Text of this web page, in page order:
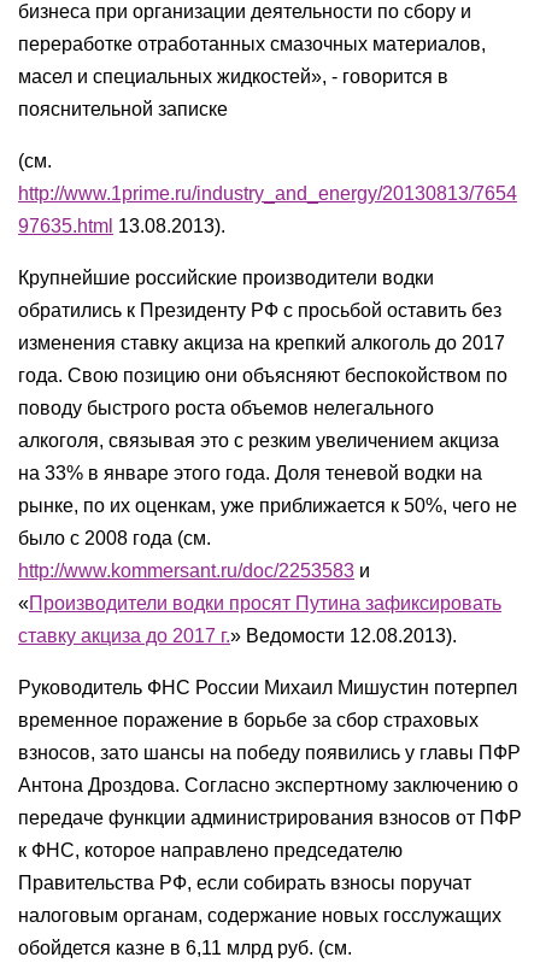
бизнеса при организации деятельности по сбору и
переработке отработанных смазочных материалов,
масел и специальных жидкостей», - говорится в
пояснительной записке
(см.
http://www.1prime.ru/industry_and_energy/20130813/7654
97635.html 13.08.2013).
Крупнейшие российские производители водки
обратились к Президенту РФ с просьбой оставить без
изменения ставку акциза на крепкий алкоголь до 2017
года. Свою позицию они объясняют беспокойством по
поводу быстрого роста объемов нелегального
алкоголя, связывая это с резким увеличением акциза
на 33% в январе этого года. Доля теневой водки на
рынке, по их оценкам, уже приближается к 50%, чего не
было с 2008 года (см.
http://www.kommersant.ru/doc/2253583 и
«Производители водки просят Путина зафиксировать
ставку акциза до 2017 г.» Ведомости 12.08.2013).
Руководитель ФНС России Михаил Мишустин потерпел
временное поражение в борьбе за сбор страховых
взносов, зато шансы на победу появились у главы ПФР
Антона Дроздова. Согласно экспертному заключению о
передаче функции администрирования взносов от ПФР
к ФНС, которое направлено председателю
Правительства РФ, если собирать взносы поручат
налоговым органам, содержание новых госслужащих
обойдется казне в 6,11 млрд руб. (см.